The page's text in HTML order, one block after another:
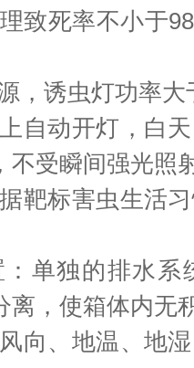
致死率不小于
，诱虫灯功率大
自动开灯，白
不受瞬间强光照
靶标害虫生活
单独的排水系
离，使箱体内无
向、地温、地